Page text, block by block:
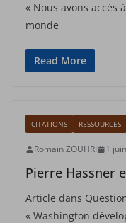
« Nous avons accès
monde
Read More
CITATIONS RESSOURCES
Romain ZOUHRI 1
Pierre Hassner
Article dans
« Washington